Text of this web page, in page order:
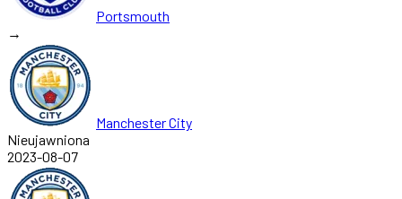
Portsmouth
→
Manchester City
Nieujawniona
2023-08-07